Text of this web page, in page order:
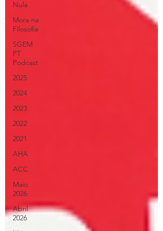
Nula
Mora na
Filosofia
SGEM
PT
Podcast
2025
2024
2023
2022
2021
AHA
ACC
Maio
2026
Abril
2026